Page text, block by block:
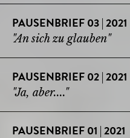
PAUSENBRIEF 03 | 2021
"An sich zu glauben"
PAUSENBRIEF 02 | 2021
"Ja, aber...."
PAUSENBRIEF 01 | 2021